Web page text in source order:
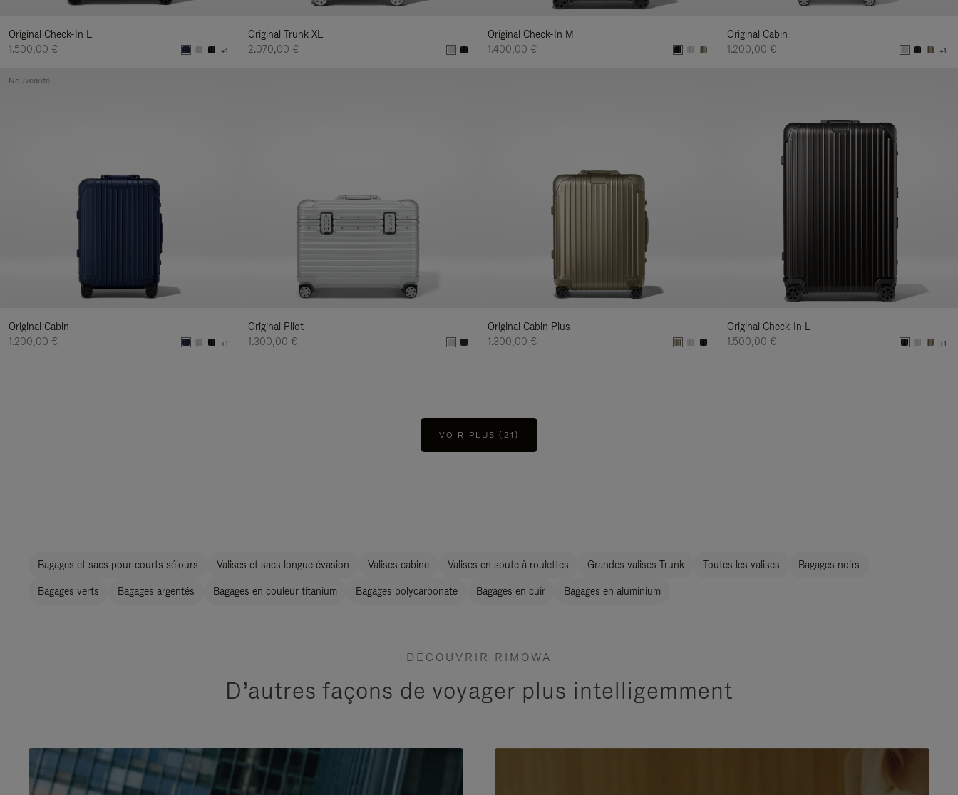
Original Check-In L
1.500,00 €
+1
Original Trunk XL
2.070,00 €
Original Check-In M
1.400,00 €
Original Cabin
1.200,00 €
+1
Original Cabin
1.200,00 €
+1
Nouveauté
Original Pilot
1.300,00 €
Original Cabin Plus
1.300,00 €
Original Check-In L
1.500,00 €
+1
VOIR PLUS (21)
Bagages et sacs pour courts séjours Valises et sacs longue évasion Valises cabine Valises en soute à roulettes Grandes valises Trunk Toutes les valises Bagages noirs
Bagages verts Bagages argentés Bagages en couleur titanium Bagages polycarbonate Bagages en cuir Bagages en aluminium
DÉCOUVRIR RIMOWA
D’autres façons de voyager plus intelligemment